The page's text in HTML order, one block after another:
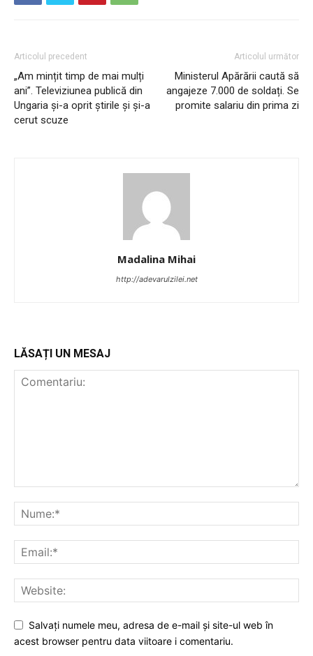
Articolul precedent
„Am mințit timp de mai mulți
ani”. Televiziunea publică din
Ungaria și-a oprit știrile și și-a
cerut scuze
Articolul următor
Ministerul Apărării caută să
angajeze 7.000 de soldați. Se
promite salariu din prima zi
Madalina Mihai
http://adevarulzilei.net
LĂSAȚI UN MESAJ
Salvați numele meu, adresa de e-mail și site-ul web în
acest browser pentru data viitoare i comentariu.